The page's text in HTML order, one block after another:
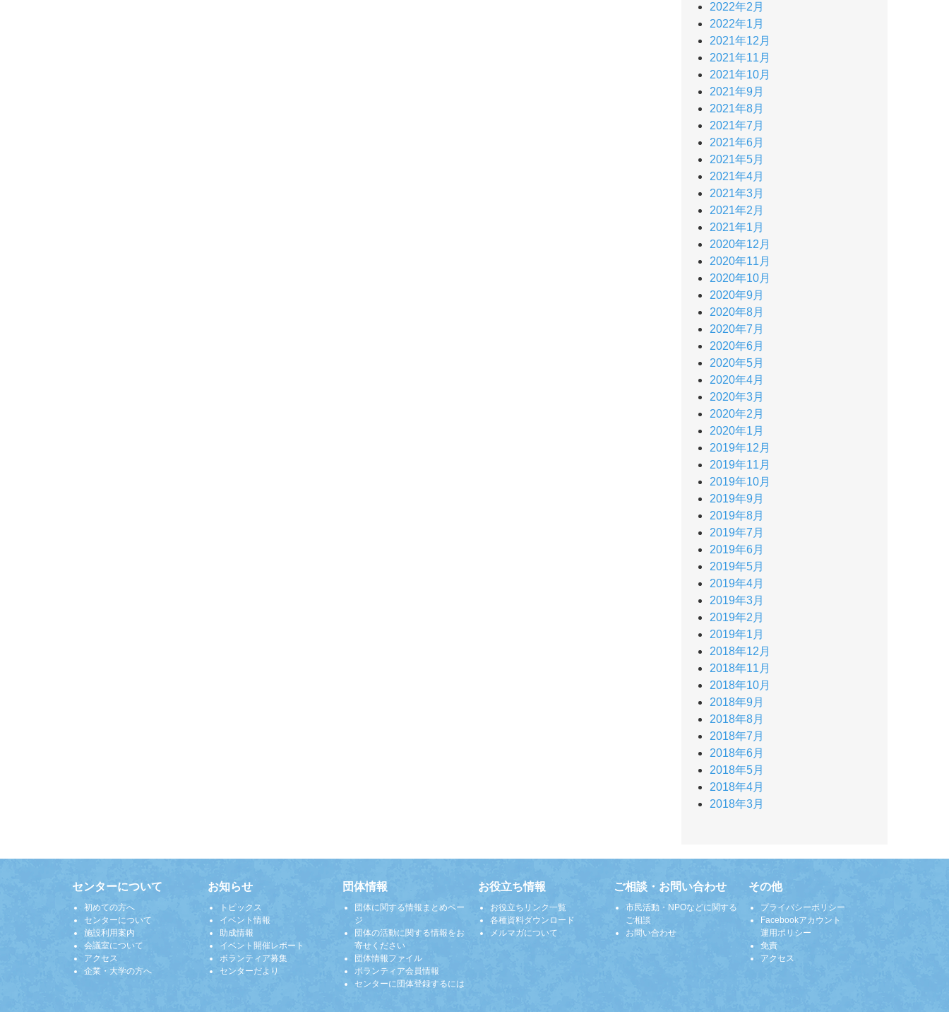
2022年2月
2022年1月
2021年12月
2021年11月
2021年10月
2021年9月
2021年8月
2021年7月
2021年6月
2021年5月
2021年4月
2021年3月
2021年2月
2021年1月
2020年12月
2020年11月
2020年10月
2020年9月
2020年8月
2020年7月
2020年6月
2020年5月
2020年4月
2020年3月
2020年2月
2020年1月
2019年12月
2019年11月
2019年10月
2019年9月
2019年8月
2019年7月
2019年6月
2019年5月
2019年4月
2019年3月
2019年2月
2019年1月
2018年12月
2018年11月
2018年10月
2018年9月
2018年8月
2018年7月
2018年6月
2018年5月
2018年4月
2018年3月
センターについて
初めての方へ
センターについて
施設利用案内
会議室について
アクセス
企業・大学の方へ
お知らせ
トピックス
イベント情報
助成情報
イベント開催レポート
ボランティア募集
センターだより
団体情報
団体に関する情報まとめペー
ジ
団体の活動に関する情報をお
寄せください
団体情報ファイル
ボランティア会員情報
センターに団体登録するには
お役立ち情報
お役立ちリンク一覧
各種資料ダウンロード
メルマガについて
ご相談・お問い合わせ
市民活動・NPOなどに関する
ご相談
お問い合わせ
その他
プライバシーポリシー
Facebookアカウント
運用ポリシー
免責
アクセス